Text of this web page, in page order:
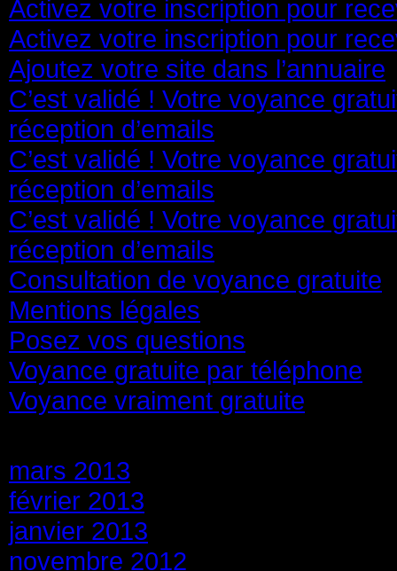
Activez votre inscription pour
Activez votre inscription pour
Ajoutez votre site dans l’annuaire
C’est validé ! Votre voyance
réception d’emails
C’est validé ! Votre voyance
réception d’emails
C’est validé ! Votre voyance
réception d’emails
Consultation de voyance gratuite
Mentions légales
Posez vos questions
Voyance gratuite par téléphone
Voyance vraiment gratuite
mars 2013
février 2013
janvier 2013
novembre 2012